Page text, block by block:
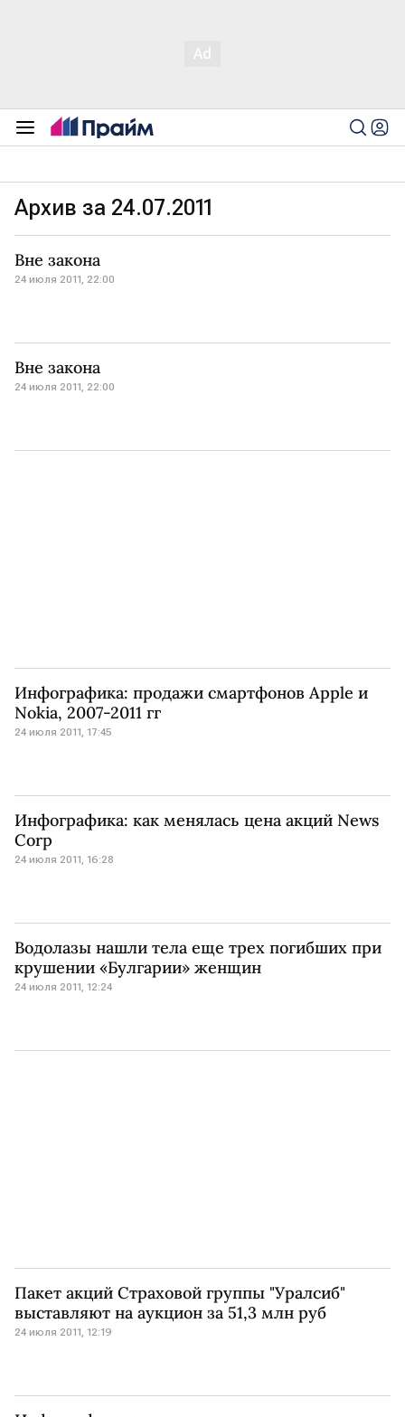
Архив за 24.07.2011
Вне закона
24 июля 2011, 22:00
Вне закона
24 июля 2011, 22:00
Инфографика: продажи смартфонов Apple и
Nokia, 2007-2011 гг
24 июля 2011, 17:45
Инфографика: как менялась цена акций News
Corp
24 июля 2011, 16:28
Водолазы нашли тела еще трех погибших при
крушении «Булгарии» женщин
24 июля 2011, 12:24
Пакет акций Страховой группы "Уралсиб"
выставляют на аукцион за 51,3 млн руб
24 июля 2011, 12:19